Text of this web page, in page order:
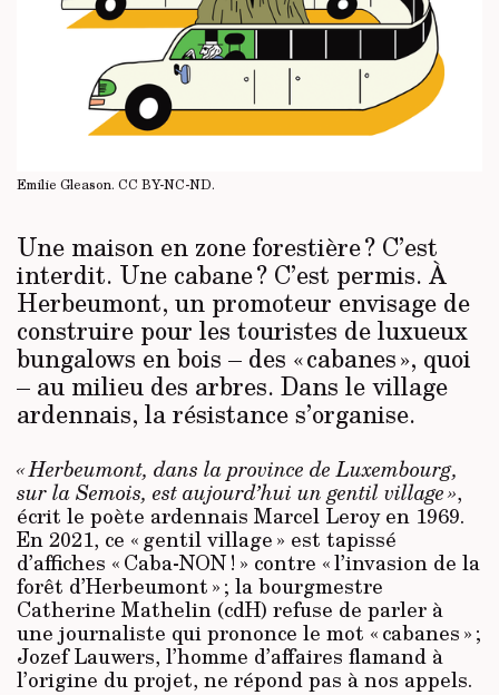
Emilie Gleason. CC BY-NC-ND.
Une maison en zone forestière ? C’est
interdit. Une cabane ? C’est permis. À
Herbeumont, un promoteur envisage de
construire pour les touristes de luxueux
bungalows en bois – des « cabanes », quoi
– au milieu des arbres. Dans le village
ardennais, la résistance s’organise.
« Herbeumont, dans la province de Luxembourg,
sur la Semois, est aujourd’hui un gentil village »,
écrit le poète ardennais Marcel Leroy en 1969.
En 2021, ce « gentil village » est tapissé
d’affiches « Caba-NON ! » contre « l’invasion de la
forêt d’Herbeumont » ; la bourgmestre
Catherine Mathelin (cdH) refuse de parler à
une journaliste qui prononce le mot « cabanes » ;
Jozef Lauwers, l’homme d’affai­res flamand à
l’origine du projet, ne répond pas à nos appels.